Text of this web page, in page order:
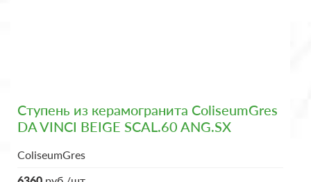
Ступень из керамогранита ColiseumGres
DA VINCI BEIGE SCAL.60 ANG.SX
ColiseumGres